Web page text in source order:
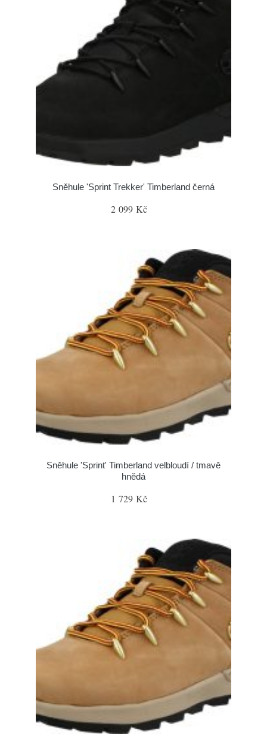
Sněhule 'Sprint Trekker' Timberland černá
2 099 Kč
Sněhule 'Sprint' Timberland velbloudí / tmavě
hnědá
1 729 Kč